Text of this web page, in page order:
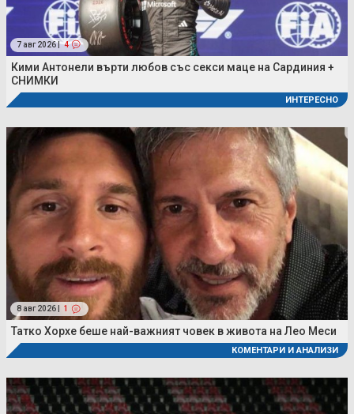
7 авг 2026 | 4
Кими Антонели върти любов със секси маце на Сардиния +
СНИМКИ
ИНТЕРЕСНО
8 авг 2026 | 1
Татко Хорхе беше най-важният човек в живота на Лео Меси
КОМЕНТАРИ И АНАЛИЗИ